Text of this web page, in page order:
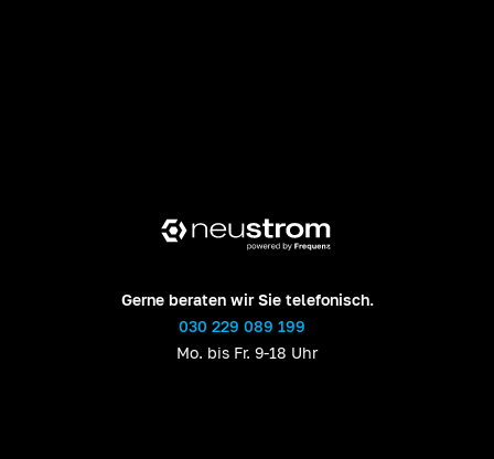
Gerne beraten wir Sie telefonisch.
030 229 089 199
Mo. bis Fr. 9-18 Uhr